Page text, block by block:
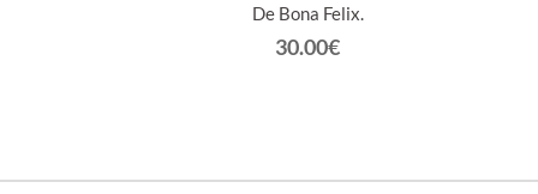
De Bona Felix.
30.00€